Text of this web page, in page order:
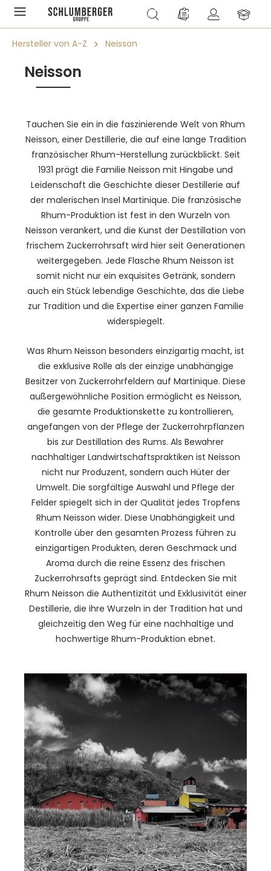
springen Du hast 0 Produkte
Hersteller von A-Z Neisson
Neisson
Tauchen Sie ein in die faszinierende Welt von Rhum
Neisson, einer Destillerie, die auf eine lange Tradition
französischer Rhum-Herstellung zurückblickt. Seit
1931 prägt die Familie Neisson mit Hingabe und
Leidenschaft die Geschichte dieser Destillerie auf
der malerischen Insel Martinique. Die französische
Rhum-Produktion ist fest in den Wurzeln von
Neisson verankert, und die Kunst der Destillation von
frischem Zuckerrohrsaft wird hier seit Generationen
weitergegeben. Jede Flasche Rhum Neisson ist
somit nicht nur ein exquisites Getränk, sondern
auch ein Stück lebendige Geschichte, das die Liebe
zur Tradition und die Expertise einer ganzen Familie
widerspiegelt.
Was Rhum Neisson besonders einzigartig macht, ist
die exklusive Rolle als der einzige unabhängige
Besitzer von Zuckerrohrfeldern auf Martinique. Diese
außergewöhnliche Position ermöglicht es Neisson,
die gesamte Produktionskette zu kontrollieren,
angefangen von der Pflege der Zuckerrohrpflanzen
bis zur Destillation des Rums. Als Bewahrer
nachhaltiger Landwirtschaftspraktiken ist Neisson
nicht nur Produzent, sondern auch Hüter der
Umwelt. Die sorgfältige Auswahl und Pflege der
Felder spiegelt sich in der Qualität jedes Tropfens
Rhum Neisson wider. Diese Unabhängigkeit und
Kontrolle über den gesamten Prozess führen zu
einzigartigen Produkten, deren Geschmack und
Aroma durch die reine Essenz des frischen
Zuckerrohrsafts geprägt sind. Entdecken Sie mit
Rhum Neisson die Authentizität und Exklusivität einer
Destillerie, die ihre Wurzeln in der Tradition hat und
gleichzeitig den Weg für eine nachhaltige und
hochwertige Rhum-Produktion ebnet.